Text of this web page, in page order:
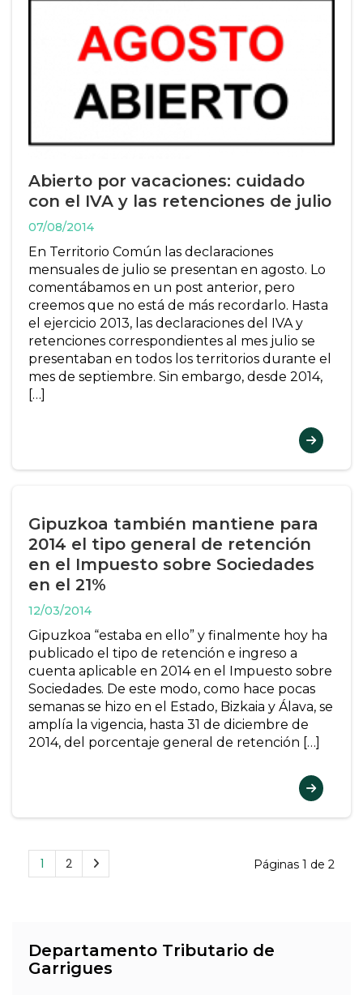
Abierto por vacaciones: cuidado
con el IVA y las retenciones de julio
07/08/2014
En Territorio Común las declaraciones
mensuales de julio se presentan en agosto. Lo
comentábamos en un post anterior, pero
creemos que no está de más recordarlo. Hasta
el ejercicio 2013, las declaraciones del IVA y
retenciones correspondientes al mes julio se
presentaban en todos los territorios durante el
mes de septiembre. Sin embargo, desde 2014,
[…]
Gipuzkoa también mantiene para
2014 el tipo general de retención
en el Impuesto sobre Sociedades
en el 21%
12/03/2014
Gipuzkoa “estaba en ello” y finalmente hoy ha
publicado el tipo de retención e ingreso a
cuenta aplicable en 2014 en el Impuesto sobre
Sociedades. De este modo, como hace pocas
semanas se hizo en el Estado, Bizkaia y Álava, se
amplía la vigencia, hasta 31 de diciembre de
2014, del porcentaje general de retención […]
Páginas 1 de 2
1 2
Departamento Tributario de
Garrigues